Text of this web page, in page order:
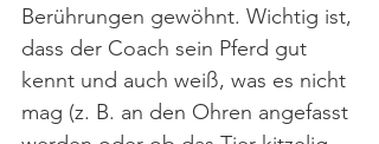
Berührungen gewöhnt. Wichtig ist,
dass der Coach sein Pferd gut
kennt und auch weiß, was es nicht
mag (z. B. an den Ohren angefasst